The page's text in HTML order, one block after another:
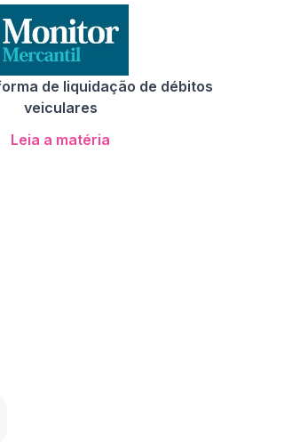
de liquidação de débitos
veiculares
Leia a matéria